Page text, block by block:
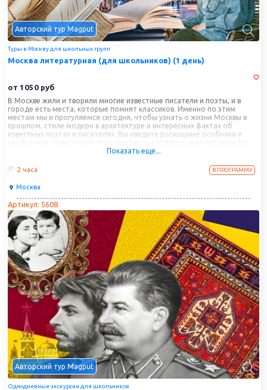
Авторский тур Magput
Туры в Москву для школьных групп
Москва литературная (для школьников) (1 день)
от 1050 руб
В Москве жили и творили многие известные писатели и поэты, и в
городе есть места, которые помнят классиков. Именно по этим
местам мы и прогуляемся сегодня, чтобы узнать о жизни Москвы в
прошлом, стиле модерн в архитектуре и интересных фактах об
известных поэтах и писателях. Вы увидите роскошные особняки и
заглядывают туристы, узнаете, где жили и творили классики нашей
Показать еще...
2 часа В ПРОГРАММУ
Москва
Артикул: 5608
Авторский тур Magput
Однодневные экскурсии для школьников